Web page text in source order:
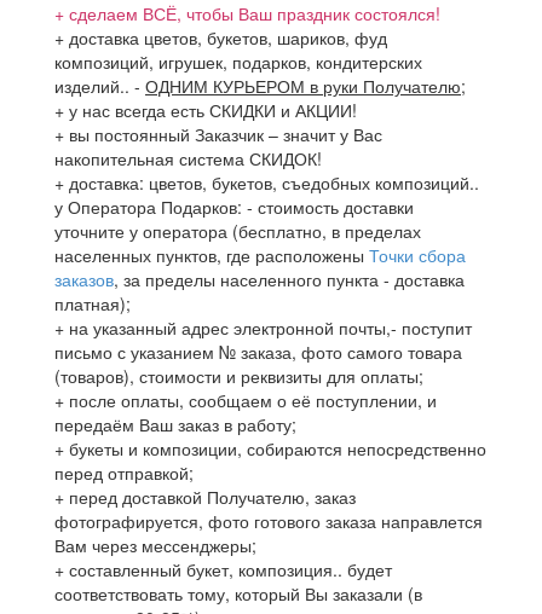
+ сделаем ВСЁ, чтобы Ваш праздник состоялся!
+ доставка цветов, букетов, шариков, фуд
композиций, игрушек, подарков, кондитерских
изделий.. - ОДНИМ КУРЬЕРОМ в руки Получателю;
+ у нас всегда есть СКИДКИ и АКЦИИ!
+ вы постоянный Заказчик – значит у Вас
накопительная система СКИДОК!
+ доставка: цветов, букетов, съедобных композиций..
у Оператора Подарков: - стоимость доставки
уточните у оператора (бесплатно, в пределах
населенных пунктов, где расположены Точки сбора
заказов, за пределы населенного пункта - доставка
платная);
+ на указанный адрес электронной почты,- поступит
письмо с указанием № заказа, фото самого товара
(товаров), стоимости и реквизиты для оплаты;
+ после оплаты, сообщаем о её поступлении, и
передаём Ваш заказ в работу;
+ букеты и композиции, собираются непосредственно
перед отправкой;
+ перед доставкой Получателю, заказ
фотографируется, фото готового заказа направлется
Вам через мессенджеры;
+ составленный букет, композиция.. будет
соответствовать тому, который Вы заказали (в